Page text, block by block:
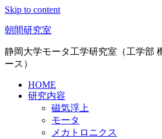
Skip to content
朝間研究室
静岡大学モータ工学研究室（工学部
ース）
HOME
研究内容
磁気浮上
モータ
メカトロニクス